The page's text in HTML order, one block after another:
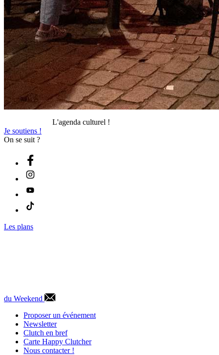
L'agenda culturel !
Je soutiens !
On se suit ?
Les plans
du Weekend
Proposer un événement
Newsletter
Clutch en bref
Carte Happy Clutcher
Nous contacter !